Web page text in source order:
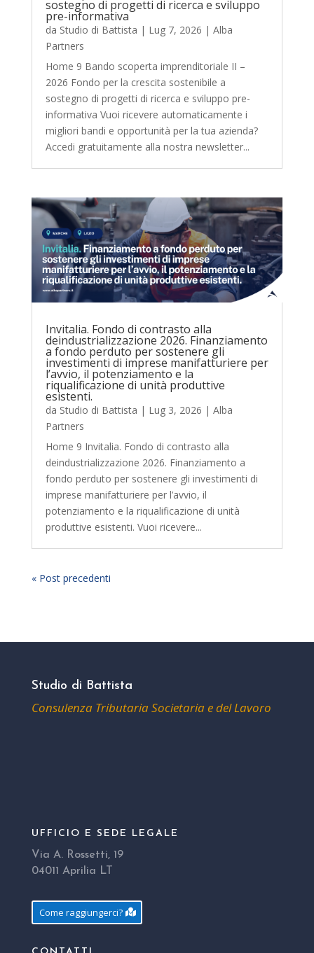
sostegno di progetti di ricerca e sviluppo
pre-informativa
da Studio di Battista | Lug 7, 2026 | Alba
Partners
Home 9 Bando scoperta imprenditoriale II –
2026 Fondo per la crescita sostenibile a
sostegno di progetti di ricerca e sviluppo pre-
informativa Vuoi ricevere automaticamente i
migliori bandi e opportunità per la tua azienda?
Accedi gratuitamente alla nostra newsletter...
Invitalia. Fondo di contrasto alla
deindustrializzazione 2026. Finanziamento
a fondo perduto per sostenere gli
investimenti di imprese manifatturiere per
l’avvio, il potenziamento e la
riqualificazione di unità produttive
esistenti.
da Studio di Battista | Lug 3, 2026 | Alba
Partners
Home 9 Invitalia. Fondo di contrasto alla
deindustrializzazione 2026. Finanziamento a
fondo perduto per sostenere gli investimenti di
imprese manifatturiere per l’avvio, il
potenziamento e la riqualificazione di unità
produttive esistenti. Vuoi ricevere...
« Post precedenti
Studio di Battista
Consulenza Tributaria Societaria e del Lavoro
UFFICIO E SEDE LEGALE
Via A. Rossetti, 19
04011 Aprilia LT
Come raggiungerci?